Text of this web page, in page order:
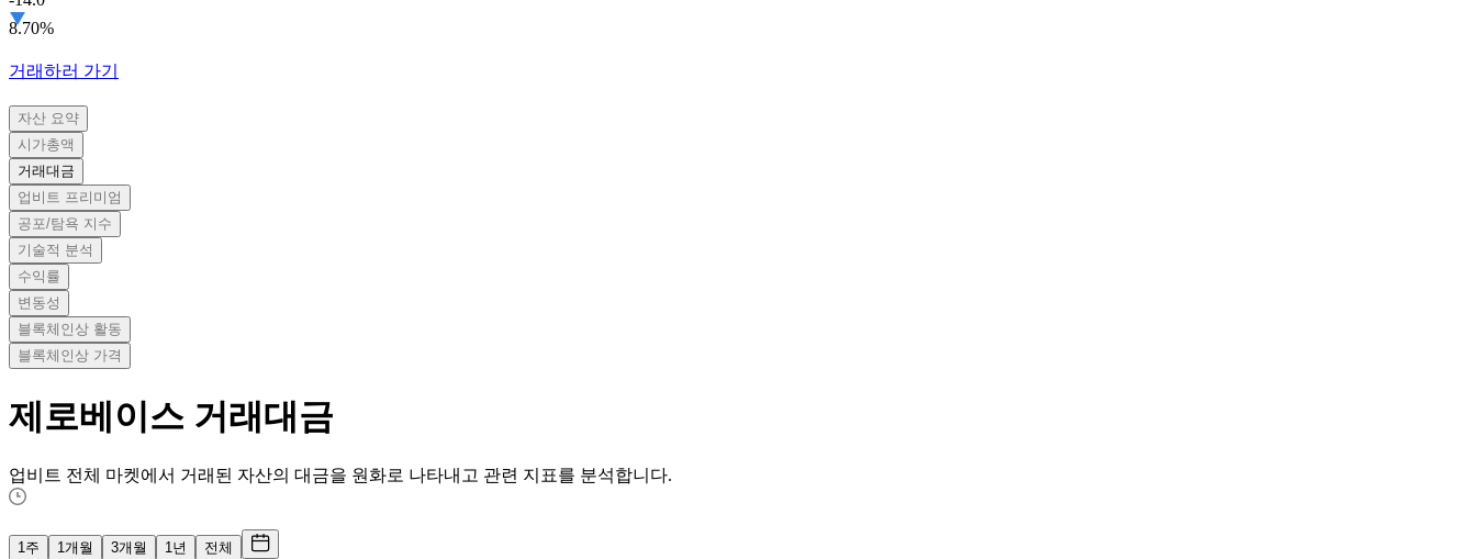
8.70%
거래하러 가기
자산 요약
시가총액
거래대금
업비트 프리미엄
공포/탐욕 지수
기술적 분석
수익률
변동성
블록체인상 활동
블록체인상 가격
제로베이스 거래대금
업비트 전체 마켓에서 거래된 자산의 대금을 원화로 나타내고 관련 지표를 분석합니다.
1주 1개월 3개월 1년 전체